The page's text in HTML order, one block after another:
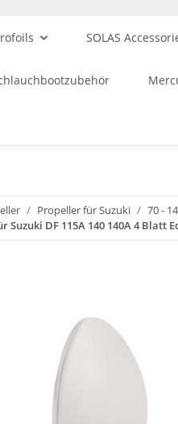
SOLAS
Propeller für Suzuki 70 -
Suzuki DF 115A 140 140A 4 Blatt